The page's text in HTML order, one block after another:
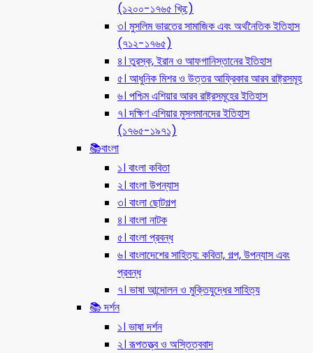
(১২০০-১৭৬৫ খ্রি:)
৩। মুসলিম ভারতের সামাজিক এবং অর্থনৈতিক ইতিহাস
(৭১২-১৭৬৫)
৪। তুরস্ক, ইরান ও আফগানিস্তানের ইতিহাস
৫। আধুনিক মিশর ও উত্তর আফ্রিকার আরব রাষ্ট্রসমূহ
৬। পশ্চিম এশিয়ার আরব রাষ্ট্রসমূহের ইতিহাস
৭। দক্ষিণ এশিয়ার মুসলমানদের ইতিহাস
(১৭৬৫-১৯৭১)
📚বাংলা
১। বাংলা কবিতা
২। বাংলা উপন্যাস
৩। বাংলা ছোটগল্প
৪। বাংলা নাটক
৫। বাংলা প্রবন্ধ
৬। বাংলাদেশের সাহিত্য: কবিতা, গল্প, উপন্যাস এবং
প্রবন্ধ
৭। ভাষা আন্দোলন ও মুক্তিযুদ্ধের সাহিত্য
📚 দর্শন
১। ভাষা দর্শন
২। রূপতত্ত্ব ও অস্তিত্ববাদ